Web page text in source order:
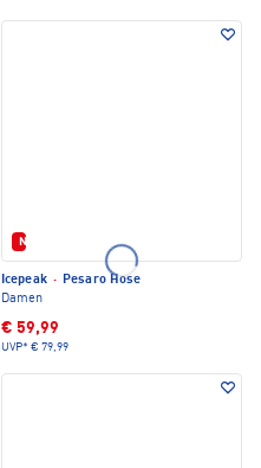
Neu
Icepeak · Pesaro Hose
Damen
€ 59,99
UVP* € 79,99